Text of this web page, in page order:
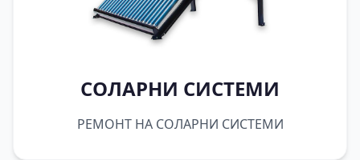
СОЛАРНИ СИСТЕМИ
РЕМОНТ НА СОЛАРНИ СИСТЕМИ